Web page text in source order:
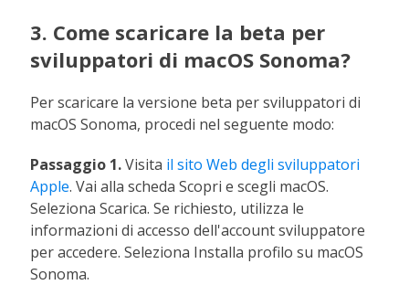
3. Come scaricare la beta per
sviluppatori di macOS Sonoma?
Per scaricare la versione beta per sviluppatori di
macOS Sonoma, procedi nel seguente modo:
Passaggio 1.Visita il sito Web degli sviluppatori
Apple. Vai alla scheda Scopri e scegli macOS.
Seleziona Scarica. Se richiesto, utilizza le
informazioni di accesso dell'account sviluppatore
per accedere. Seleziona Installa profilo su macOS
Sonoma.